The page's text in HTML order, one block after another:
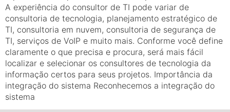
A experiência do consultor de TI pode variar de
consultoria de tecnologia, planejamento estratégico de
TI, consultoria em nuvem, consultoria de segurança de
TI, serviços de VoIP e muito mais. Conforme você define
claramente o que precisa e procura, será mais fácil
localizar e selecionar os consultores de tecnologia da
informação certos para seus projetos. Importância da
integração do sistema Reconhecemos a integração do
sistema